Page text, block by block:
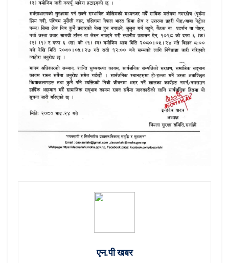
एन.पी खबर